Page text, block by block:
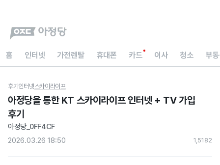
홈 인터넷 가전렌탈 휴대폰 카드 이사 청소 부
후기 인터넷스카이라이프
아정당을 통한 KT 스카이라이프 인터넷 + TV 가입
후기
아정당_0FF4CF
2026.03.26 18:50
1,5182